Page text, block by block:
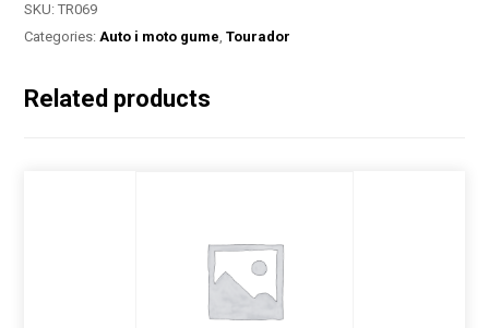
SKU:TR069
Categories:Auto i moto gume,Tourador
Related products